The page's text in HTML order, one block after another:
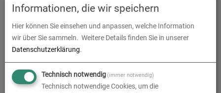
Informationen, die wir speichern
Hier können Sie einsehen und anpassen, welche Information
wir über Sie sammeln. Weitere Details finden Sie in unserer
Datenschutzerklärung.
Technisch notwendig(immer notwendig)
Technisch notwendige Cookies, um die